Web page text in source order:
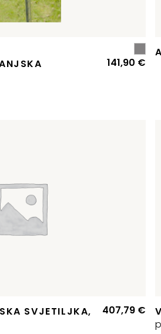
141,90 €
SVJETILJKA,
407,79 €